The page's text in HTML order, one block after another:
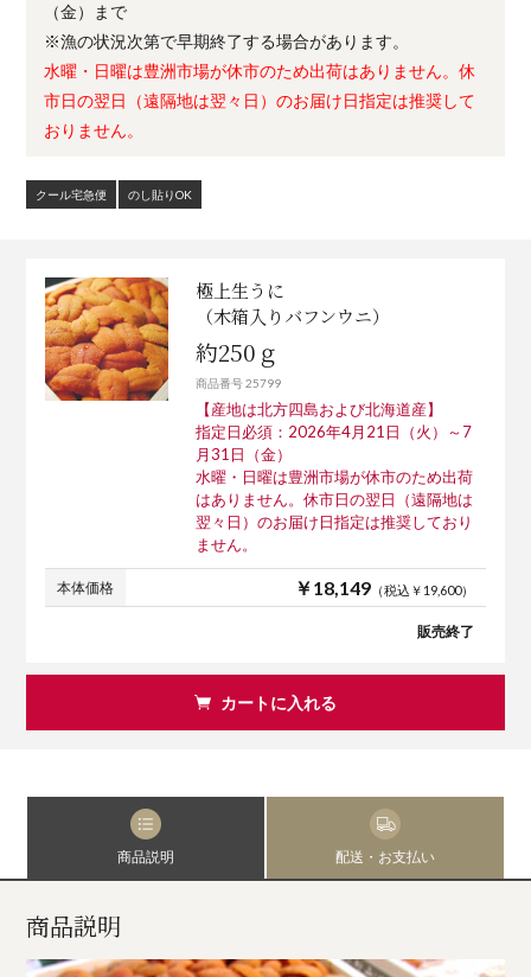
（金）まで
※漁の状況次第で早期終了する場合があります。
水曜・日曜は豊洲市場が休市のため出荷はありません。休
市日の翌日（遠隔地は翌々日）のお届け日指定は推奨して
おりません。
クール宅急便 のし貼りOK
極上生うに
（木箱入りバフンウニ）
約250ｇ
商品番号 25799
【産地は北方四島および北海道産】
指定日必須：2026年4月21日（火）～7
月31日（金）
水曜・日曜は豊洲市場が休市のため出荷
はありません。休市日の翌日（遠隔地は
翌々日）のお届け日指定は推奨しており
ません。
本体価格 ￥18,149（税込￥19,600）
販売終了
カートに入れる
商品説明 配送・お支払い
商品説明